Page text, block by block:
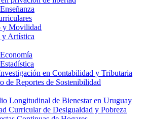
y Movilidad
y Artística
en Contabilidad y Tributaria
de Reportes de Sostenibilidad
Longitudinal de Bienestar en Uruguay
Curricular de Desigualdad y Pobreza